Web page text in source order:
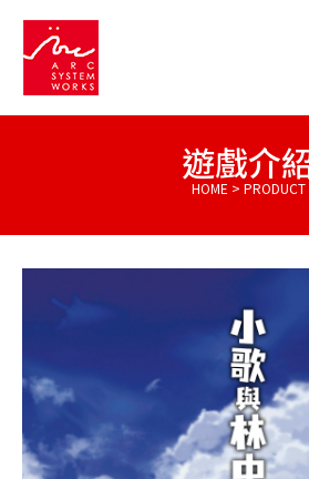
遊戲介
HOME > PRODUCT